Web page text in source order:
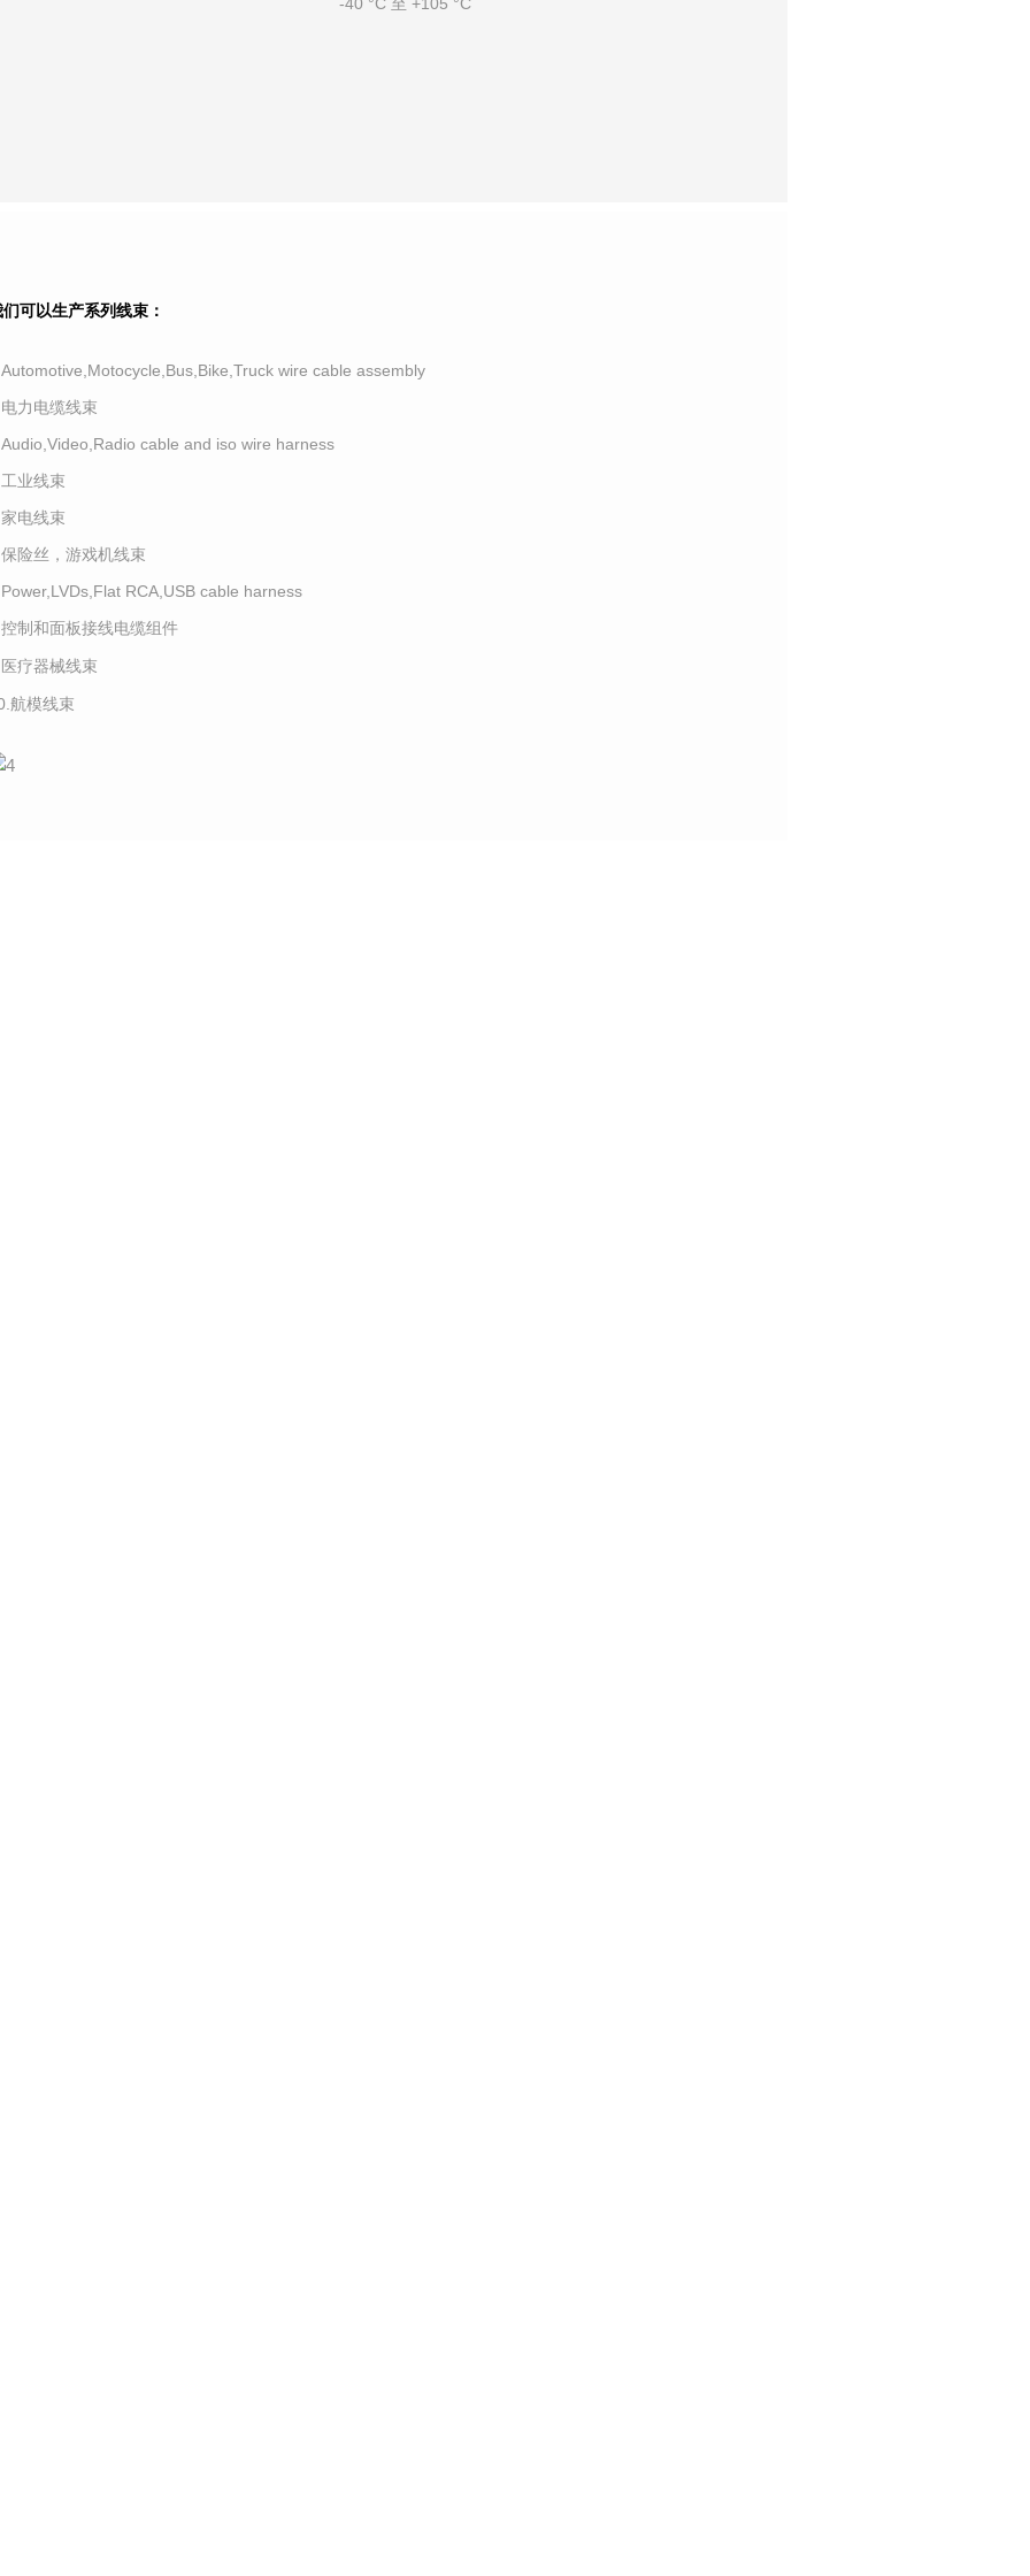
-40 °C 至 +105 °C
可以生产系列线束：
wire cable assembly
力电缆线束
cable and iso wire harness
业线束
电线束
险丝，游戏机线束
RCA,USB cable harness
制和面板接线电缆组件
疗器械线束
航模线束